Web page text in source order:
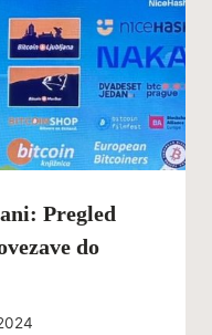
Pregled
do